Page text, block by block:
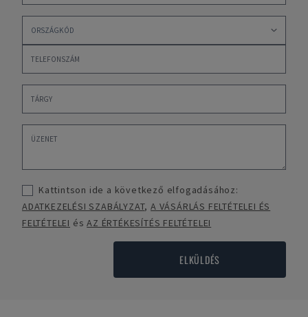
Kattintson ide a következő elfogadásához:
ADATKEZELÉSI SZABÁLYZAT,A VÁSÁRLÁS FELTÉTELEI ÉS
FELTÉTELEI ésAZ ÉRTÉKESÍTÉS FELTÉTELEI
ELKÜLDÉS